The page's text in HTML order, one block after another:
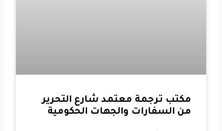
مكتب ترجمة معتمد شارع التحرير
من السفارات والجهات الحكومية